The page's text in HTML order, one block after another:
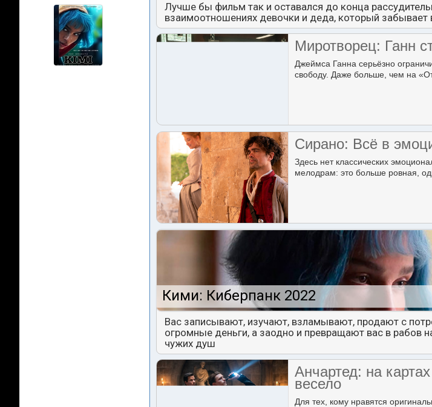
Лучше бы фильм так и оставался до конца
взаимоотношениях девочки и деда, который забывает
Миротворец: Ганн
Джеймса Ганна серьёзно
свободу. Даже больше, чем на
Сирано: Всё в
Здесь нет классических
мелодрам: это больше ровная,
Кими: Киберпанк 2022
Вас записывают, изучают, взламывают, продают с
огромные деньги, а заодно и превращают вас в рабов
чужих душ
Анчартед: на
весело
Для тех, кому нравятся